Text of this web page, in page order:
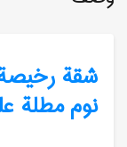
شقة
نوم مطلة